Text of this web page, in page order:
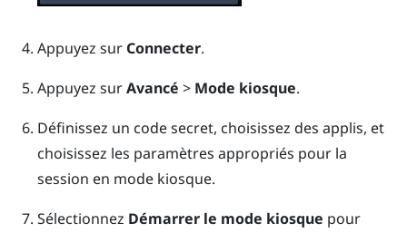
Appuyez sur Connecter.
Appuyez surAvancé > Mode kiosque.
Définissez un code secret, choisissez des applis, et
choisissez les paramètres appropriés pour la
session en mode kiosque.
Sélectionnez Démarrer le mode kiosque pour